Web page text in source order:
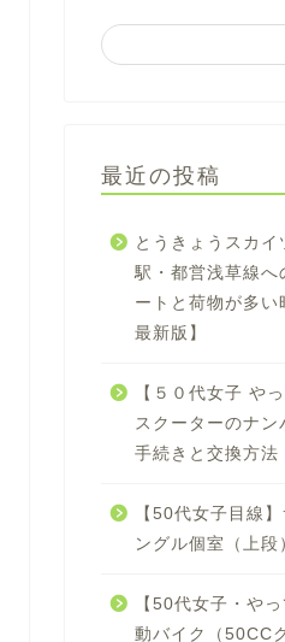
最近の投稿
とうきょうスカイ
駅・都営浅草線へ
ートと荷物が多
最新版】
【５０代女子 や
スクーターのナン
手続きと交換方法
【50代女子目線
ングル個室（上段
【50代女子・や
動バイク（50CC